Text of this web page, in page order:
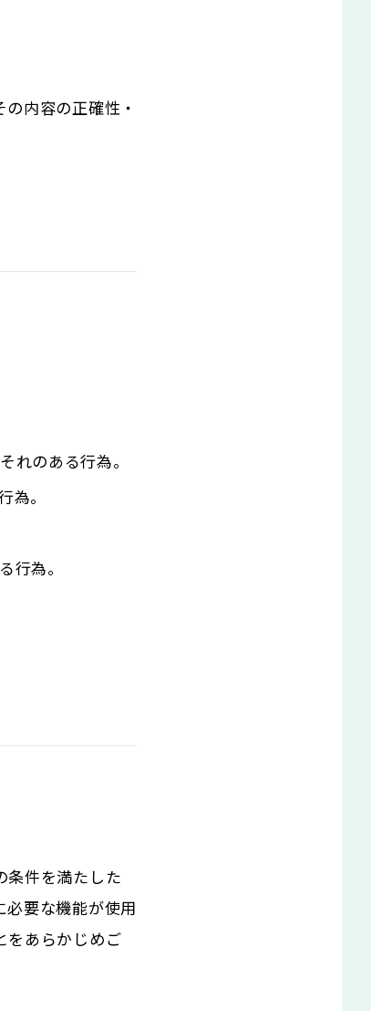
内容の正確性・
れのある行為。
。
行為。
条件を満たした
要な機能が使用
をあらかじめご